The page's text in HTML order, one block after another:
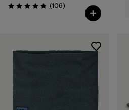
Évaluation: 4.8 / 5
(106Avis
)